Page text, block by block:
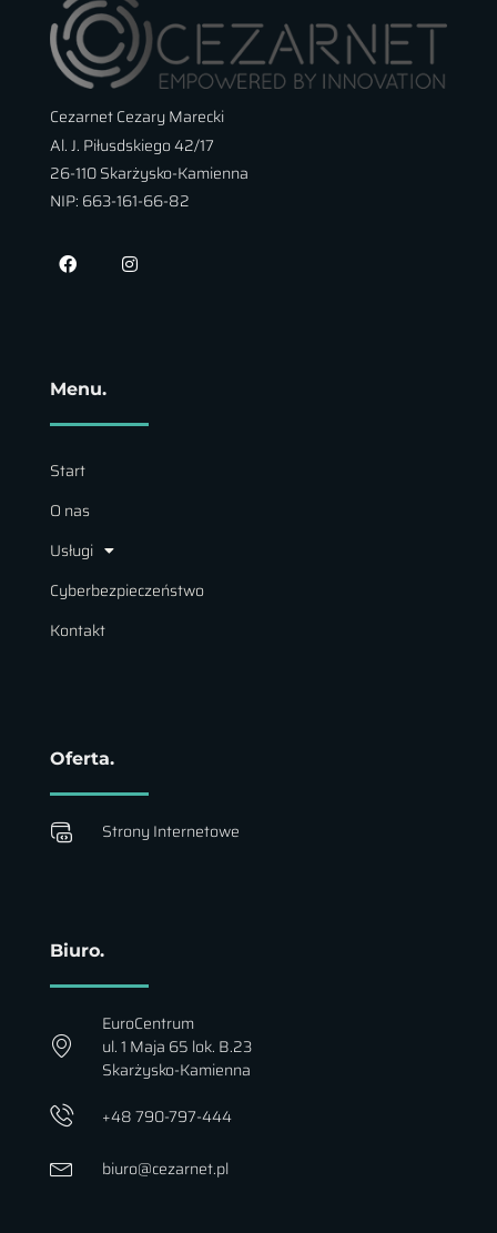
Cezarnet Cezary Marecki
Al. J. Piłusdskiego 42/17
26-110 Skarżysko-Kamienna
NIP: 663-161-66-82
Menu.
Start
O nas
Usługi
Cyberbezpieczeństwo
Kontakt
Oferta.
Strony Internetowe
Biuro.
EuroCentrum
ul. 1 Maja 65 lok. B.23
Skarżysko-Kamienna
+48 790-797-444
biuro@cezarnet.pl